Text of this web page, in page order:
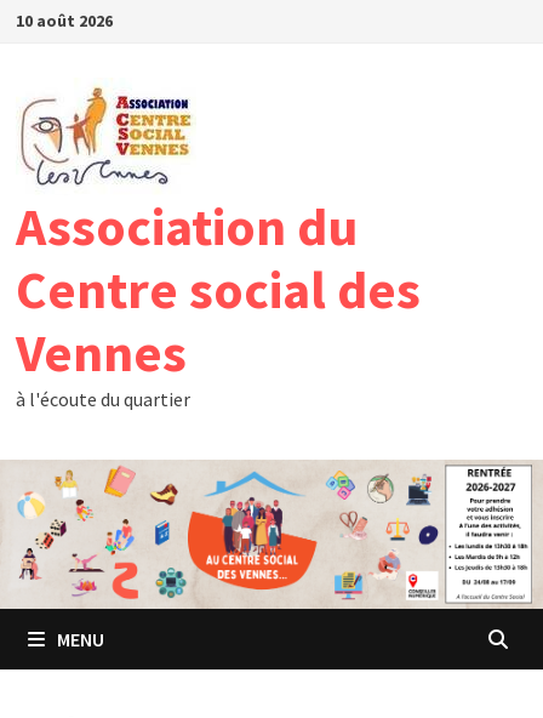
Passer
10 août 2026
Association du
Centre social des
Vennes
à l'écoute du quartier
MENU